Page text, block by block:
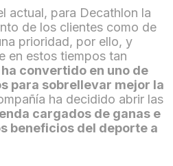
actual, para Decathlon la
de los clientes como de
prioridad, por ello, y
en estos tiempos tan
convertido en uno de
para sobrellevar mejor la
ha decidido abrir las
cargados de ganas e
beneficios del deporte a